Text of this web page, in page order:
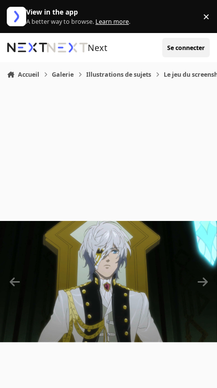
Aller au contenu
View in the app
A better way to browse. Learn more. ×
Next Se connecter
Accueil Galerie Illustrations de sujets Le jeu du